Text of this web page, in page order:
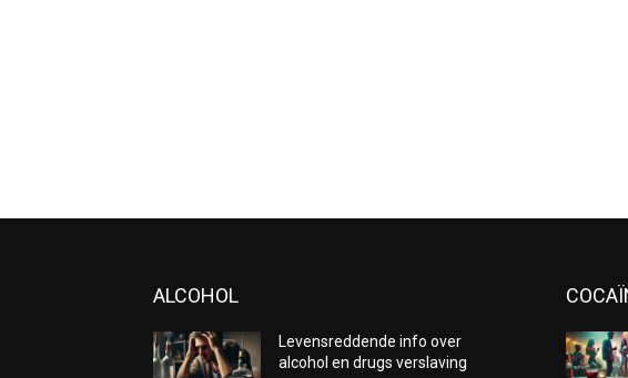
ALCOHOL
Levensreddende info over
alcohol en drugs verslaving